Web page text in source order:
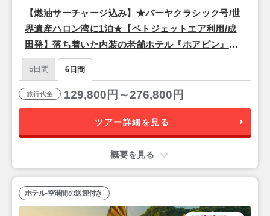
【燃油サーチャージ込み】★バーヤクラシック号/世
界遺産ハロン湾に1泊★【ベトジェットエア利用/成
田発】落ち着いた内装の老舗ホテル『ホアビン』宿
泊ハノイ4泊6日
5日間 6日間
旅行代金 129,800円～276,800円
ツアー詳細を見る
概要を見る
ホテル-空港間の送迎付き